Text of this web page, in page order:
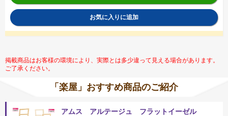
お気に入りに追加
掲載商品はお客様の環境により、実際とは多少違って見える場合があります。
ご了承ください。
「楽屋」おすすめ商品のご紹介
アムス アルテージュ フラットイーゼル